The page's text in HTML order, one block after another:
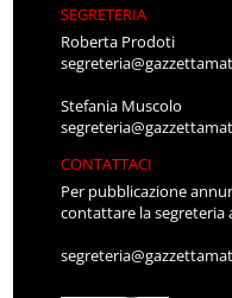
SEGRETERIA
Roberta Prodoti
Stefania Muscolo
CONTATTACI
Per pubblicazione
contattare la segreteria